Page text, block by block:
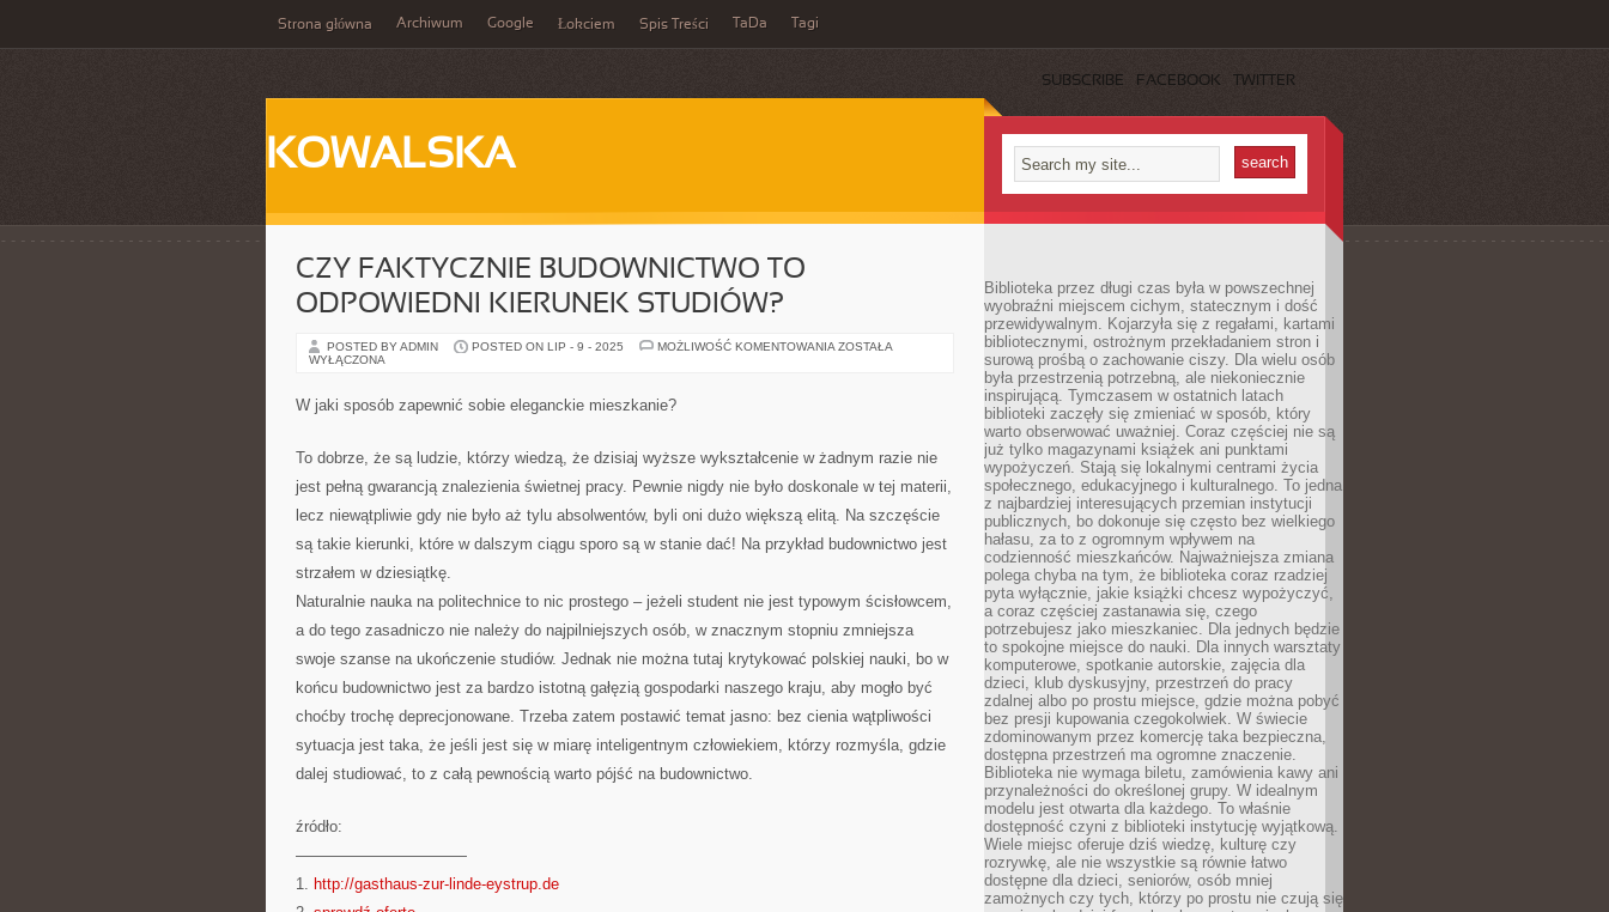
Strona główna Archiwum Google Łokciem Spis Treści TaDa Tagi
SUBSCRIBE FACEBOOK TWITTER
KOWALSKA
CZY FAKTYCZNIE BUDOWNICTWO TO
ODPOWIEDNI KIERUNEK STUDIÓW?
POSTED BY ADMIN POSTED ON LIP - 9 - 2025 MOŻLIWOŚĆ KOMENTOWANIA CZY
ZOSTAŁA
WYŁĄCZONA
W jaki sposób zapewnić sobie eleganckie mieszkanie?
To dobrze, że są ludzie, którzy wiedzą, że dzisiaj wyższe wykształcenie w żadnym razie nie
jest pełną gwarancją znalezienia świetnej pracy. Pewnie nigdy nie było doskonale w tej materii,
lecz niewątpliwie gdy nie było aż tylu absolwentów, byli oni dużo większą elitą. Na szczęście
są takie kierunki, które w dalszym ciągu sporo są w stanie dać! Na przykład budownictwo jest
strzałem w dziesiątkę.
Naturalnie nauka na politechnice to nic prostego – jeżeli student nie jest typowym ścisłowcem,
a do tego zasadniczo nie należy do najpilniejszych osób, w znacznym stopniu zmniejsza
swoje szanse na ukończenie studiów. Jednak nie można tutaj krytykować polskiej nauki, bo w
końcu budownictwo jest za bardzo istotną gałęzią gospodarki naszego kraju, aby mogło być
choćby trochę deprecjonowane. Trzeba zatem postawić temat jasno: bez cienia wątpliwości
sytuacja jest taka, że jeśli jest się w miarę inteligentnym człowiekiem, którzy rozmyśla, gdzie
dalej studiować, to z całą pewnością warto pójść na budownictwo.
źródło:
———————————
1. http://gasthaus-zur-linde-eystrup.de
Biblioteka przez długi czas była w powszechnej
wyobraźni miejscem cichym, statecznym i dość
przewidywalnym. Kojarzyła się z regałami, kartami
bibliotecznymi, ostrożnym przekładaniem stron i
surową prośbą o zachowanie ciszy. Dla wielu osób
była przestrzenią potrzebną, ale niekoniecznie
inspirującą. Tymczasem w ostatnich latach
biblioteki zaczęły się zmieniać w sposób, który
warto obserwować uważniej. Coraz częściej nie są
już tylko magazynami książek ani punktami
wypożyczeń. Stają się lokalnymi centrami życia
społecznego, edukacyjnego i kulturalnego. To jedna
z najbardziej interesujących przemian instytucji
publicznych, bo dokonuje się często bez wielkiego
hałasu, za to z ogromnym wpływem na
codzienność mieszkańców. Najważniejsza zmiana
polega chyba na tym, że biblioteka coraz rzadziej
pyta wyłącznie, jakie książki chcesz wypożyczyć,
a coraz częściej zastanawia się, czego
potrzebujesz jako mieszkaniec. Dla jednych będzie
to spokojne miejsce do nauki. Dla innych warsztaty
komputerowe, spotkanie autorskie, zajęcia dla
dzieci, klub dyskusyjny, przestrzeń do pracy
zdalnej albo po prostu miejsce, gdzie można pobyć
bez presji kupowania czegokolwiek. W świecie
zdominowanym przez komercję taka bezpieczna,
dostępna przestrzeń ma ogromne znaczenie.
Biblioteka nie wymaga biletu, zamówienia kawy ani
przynależności do określonej grupy. W idealnym
modelu jest otwarta dla każdego. To właśnie
dostępność czyni z biblioteki instytucję wyjątkową.
Wiele miejsc oferuje dziś wiedzę, kulturę czy
rozrywkę, ale nie wszystkie są równie łatwo
dostępne dla dzieci, seniorów, osób mniej
zamożnych czy tych, którzy po prostu nie czują się